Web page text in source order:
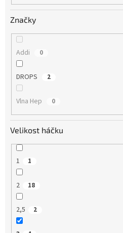
Značky
Addi 0
DROPS 2
Vlna Hep 0
Velikost háčku
1 1
2 18
2,5 2